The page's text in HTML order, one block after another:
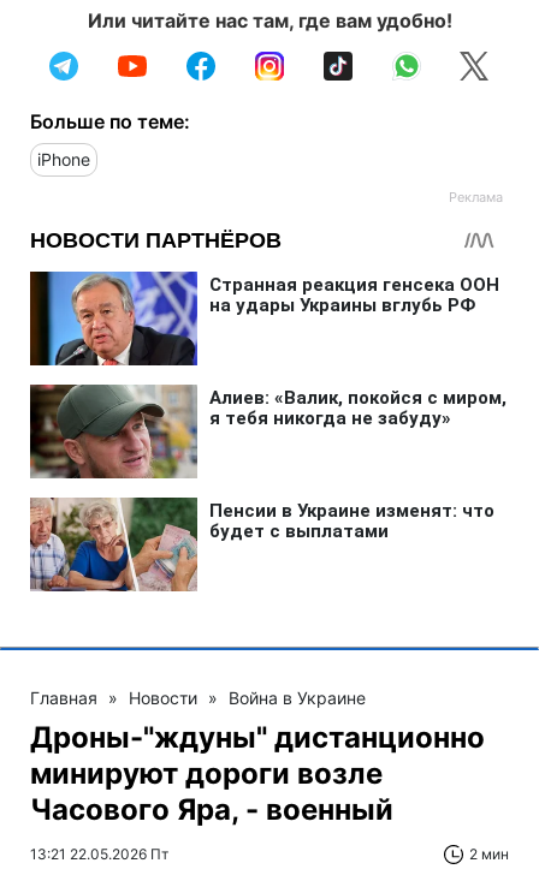
Или читайте нас там, где вам удобно!
Больше по теме:
iPhone
Главная » Новости » Война в Украине
Дроны-"ждуны" дистанционно
минируют дороги возле
Часового Яра, - военный
13:21 22.05.2026 Пт 2 мин